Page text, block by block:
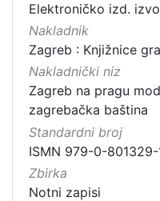
Elektroničko izd.
Nakladnik
Zagreb : Knjižnice
Nakladnički niz
Zagreb na pragu
zagrebačka baština
Standardni broj
ISMN 979-0-
Zbirka
Notni zapisi